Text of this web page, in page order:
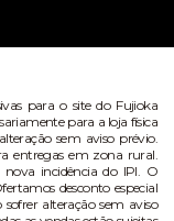
para o site do Fujioka
para a loja física
sem aviso prévio.
entregas em zona rural.
incidência do IPI. O
desconto especial
alteração sem aviso